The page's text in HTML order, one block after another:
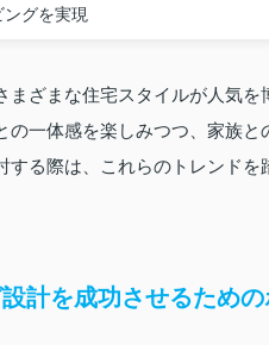
ングを実現
まざまな住宅スタイルが人気
の一体感を楽しみつつ、家族
する際は、これらのトレンド
計を成功させるための